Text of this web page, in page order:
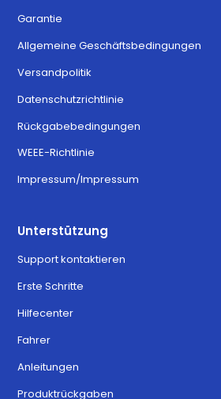
Garantie
Allgemeine Geschäftsbedingungen
Versandpolitik
Datenschutzrichtlinie
Rückgabebedingungen
WEEE-Richtlinie
Impressum/Impressum
Unterstützung
Support kontaktieren
Erste Schritte
Hilfecenter
Fahrer
Anleitungen
Produktrückgaben